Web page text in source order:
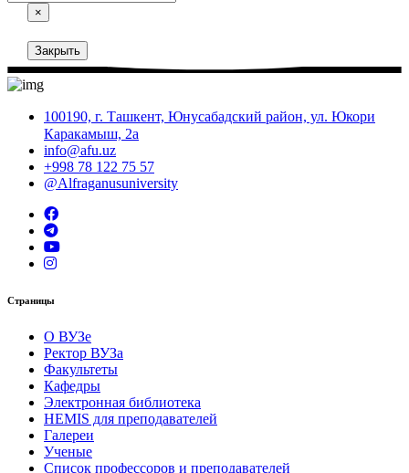
×
Закрыть
100190, г. Ташкент, Юнусабадский район, ул. Юкори
Каракамыш, 2а
info@afu.uz
+998 78 122 75 57
@Alfraganusuniversity
Страницы
О ВУЗе
Ректор ВУЗа
Факультеты
Кафедры
Электронная библиотека
HEMIS для преподавателей
Галереи
Ученые
Список профессоров и преподавателей